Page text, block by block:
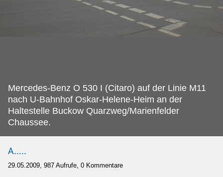
Mercedes-Benz O 530 I (Citaro) auf der Linie M11
nach U-Bahnhof Oskar-Helene-Heim an der
Haltestelle Buckow Quarzweg/Marienfelder
Chaussee.
A.....
29.05.2009, 987 Aufrufe, 0 Kommentare